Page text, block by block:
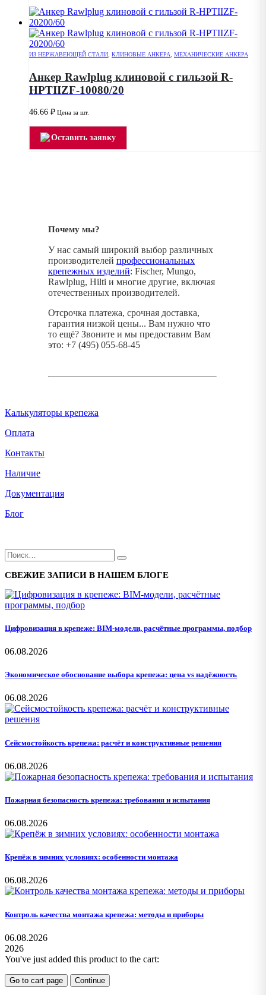
ИЗ НЕРЖАВЕЮЩЕЙ СТАЛИ, КЛИНОВЫЕ АНКЕРА, МЕХАНИЧЕСКИЕ АНКЕРА
Анкер Rawlplug клиновой с гильзой R-
HPTIIZF-10080/20
46.66 ₽ Цена за шт.
Оставить заявку
Почему мы?
У нас самый широкий выбор различных
производителей профессиональных
крепежных изделий: Fischer, Mungo,
Rawlplug, Hilti и многие другие, включая
отечественных производителей.
Отсрочка платежа, срочная доставка,
гарантия низкой цены... Вам нужно что
то ещё? Звоните и мы предоставим Вам
это: +7 (495) 055-68-45
Калькуляторы крепежа
Оплата
Контакты
Наличие
Документация
Блог
СВЕЖИЕ ЗАПИСИ В НАШЕМ БЛОГЕ
Цифровизация в крепеже: BIM-модели, расчётные программы, подбор
06.08.2026
Экономическое обоснование выбора крепежа: цена vs надёжность
06.08.2026
Сейсмостойкость крепежа: расчёт и конструктивные решения
06.08.2026
Пожарная безопасность крепежа: требования и испытания
06.08.2026
Крепёж в зимних условиях: особенности монтажа
06.08.2026
Контроль качества монтажа крепежа: методы и приборы
06.08.2026
2026
You've just added this product to the cart:
Go to cart page Continue